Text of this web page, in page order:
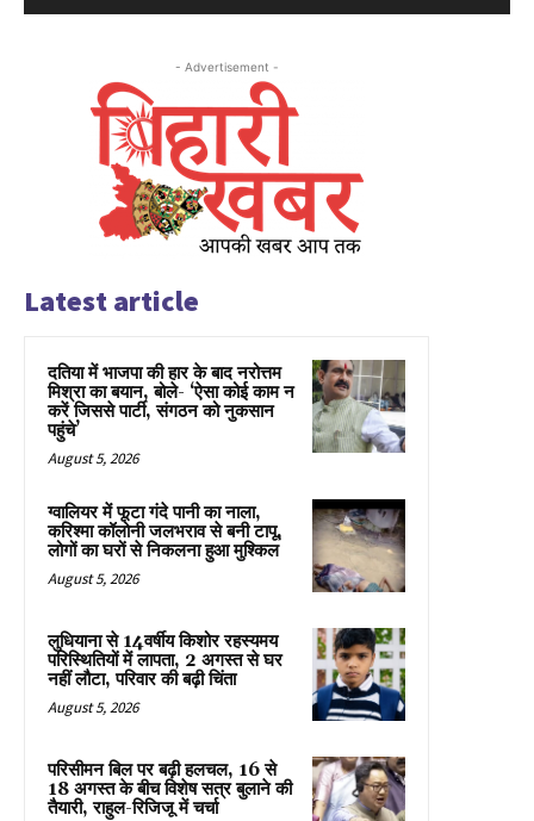
- Advertisement -
Latest article
दतिया में भाजपा की हार के बाद नरोत्तम
मिश्रा का बयान, बोले- ‘ऐसा कोई काम न
करें जिससे पार्टी, संगठन को नुकसान
पहुंचे’
August 5, 2026
ग्वालियर में फूटा गंदे पानी का नाला,
करिश्मा कॉलोनी जलभराव से बनी टापू,
लोगों का घरों से निकलना हुआ मुश्किल
August 5, 2026
लुधियाना से 14वर्षीय किशोर रहस्यमय
परिस्थितियों में लापता, 2 अगस्त से घर
नहीं लौटा, परिवार की बढ़ी चिंता
August 5, 2026
परिसीमन बिल पर बढ़ी हलचल, 16 से
18 अगस्त के बीच विशेष सत्र बुलाने की
तैयारी, राहुल-रिजिजू में चर्चा